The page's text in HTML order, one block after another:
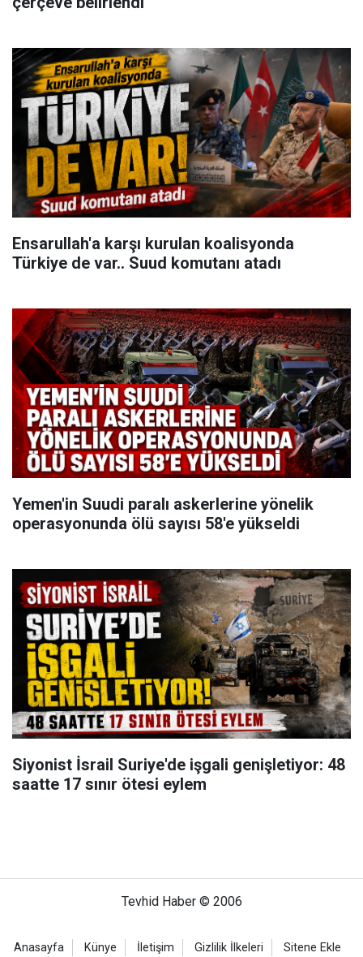
Ensarullah'a karşı kurulan koalisyonda
Türkiye de var.. Suud komutanı atadı
Yemen'in Suudi paralı askerlerine yönelik
operasyonunda ölü sayısı 58'e yükseldi
Siyonist İsrail Suriye'de işgali genişletiyor: 48
saatte 17 sınır ötesi eylem
Tevhid Haber © 2006
Anasayfa Künye İletişim Gizlilik İlkeleri Sitene Ekle